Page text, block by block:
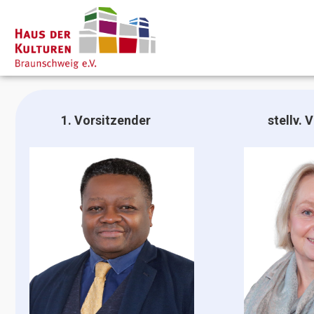
1. Vorsitzender stellv.